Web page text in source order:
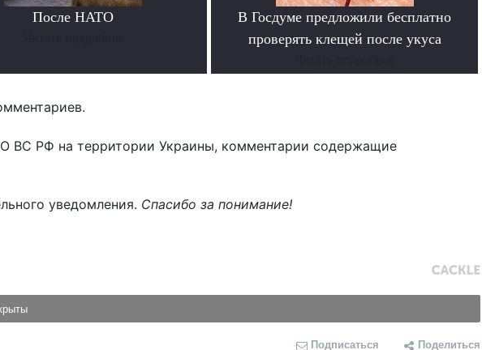
После НАТО
В Госдуме предложили бесплатно
проверять клещей после укуса
ВС РФ на территории Украины, комментарии содержащие
уведомления. Спасибо за понимание!
Подписаться Поделиться